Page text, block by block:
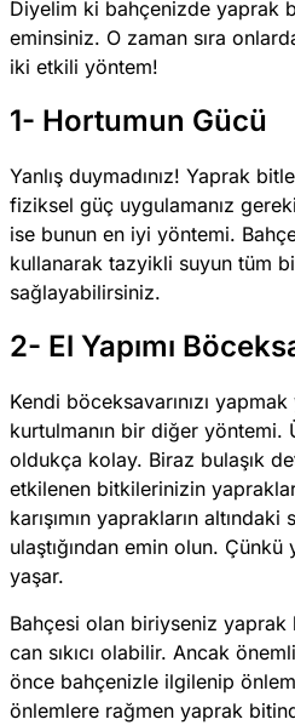
Diyelim ki bahçenizde yaprak
eminsiniz. O zaman sıra
iki etkili yöntem!
1- Hortumun Gücü
Yanlış duymadınız! Yaprak
fiziksel güç uygulamanız
ise bunun en iyi yöntemi.
kullanarak tazyikli suyun tüm
sağlayabilirsiniz.
2- El Yapımı
Kendi böceksavarınızı
kurtulmanın bir diğer yöntemi.
oldukça kolay. Biraz bulaşık
etkilenen bitkilerinizin
karışımın yaprakların altındaki
ulaştığından emin olun.
yaşar.
Bahçesi olan biriyseniz yaprak
can sıkıcı olabilir. Ancak
önce bahçenizle ilgilenip önlem
önlemlere rağmen yaprak